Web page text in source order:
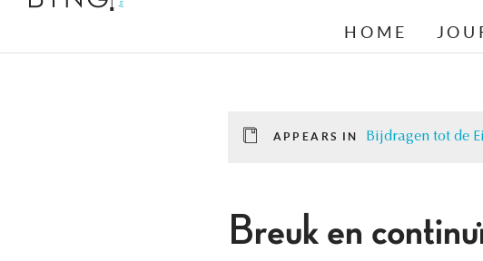
HOME
APPEARS IN Bijdragen tot de
Breuk en